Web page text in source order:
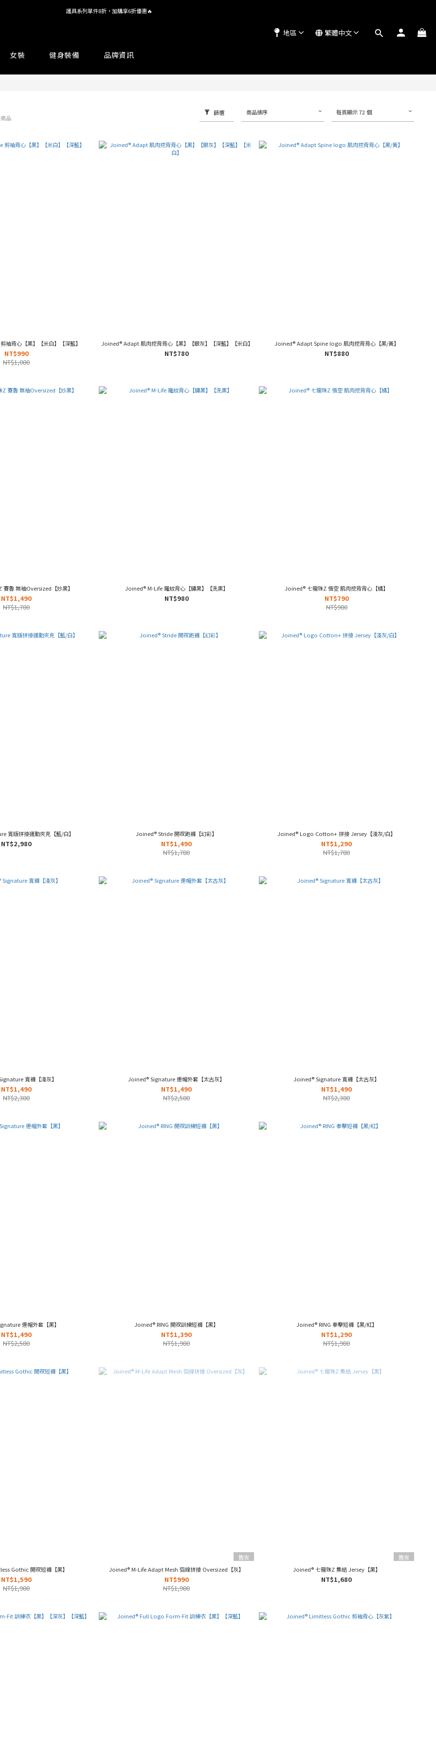
全館 $1,380 即享免運
護具系列單件8折，加購享6折優惠🔥
女裝 健身裝備 品牌資訊
地區 繁體中文
品
篩選 商品排序 每頁顯示 72 個
背心【黑】【米白】【深藍】
NT$990
NT$1,080
Joined® Adapt 肌肉挖背背心【黑】【銀灰】【深藍】【米白】
NT$780
Joined® Adapt Spine logo 肌肉挖背背心【黑/黃】
NT$880
魯 無袖Oversized【炒黑】
NT$1,490
NT$1,780
Joined® M-Life 羅紋背心【鏽黑】【洗黑】
NT$980
Joined® 七龍珠Z 悟空 肌肉挖背背心【橘】
NT$790
NT$980
寬版拼接運動夾克【藍/白】
NT$2,980
Joined® Stride 開衩跑褲【幻彩】
NT$1,490
NT$1,780
Joined® Logo Cotton+ 拼接 Jersey【淺灰/白】
NT$1,290
NT$1,780
寬褲【淺灰】
NT$1,490
NT$2,380
Joined® Signature 連帽外套【太古灰】
NT$1,490
NT$2,580
Joined® Signature 寬褲【太古灰】
NT$1,490
NT$2,380
連帽外套【黑】
NT$1,490
NT$2,580
Joined® RING 開衩訓練短褲【黑】
NT$1,390
NT$1,980
Joined® RING 拳擊短褲【黑/紅】
NT$1,290
NT$1,980
Gothic 開衩短褲【黑】
NT$1,590
NT$1,980
售完
Joined® M-Life Adapt Mesh 弧線拼接 Oversized【灰】
NT$990
NT$1,980
售完
Joined® 七龍珠Z 集結 Jersey【黑】
NT$1,680